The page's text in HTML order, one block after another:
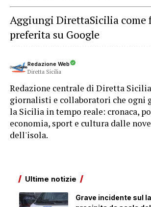
Aggiungi DirettaSicilia come
preferita su Google
Redazione Web
Diretta Sicilia
Redazione centrale di Diretta
giornalisti e collaboratori che ogni
la Sicilia in tempo reale: cronaca,
economia, sport e cultura dalle
dell'isola.
Ultime notizie
Grave incidente sul